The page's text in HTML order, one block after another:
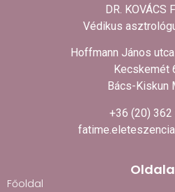
DR. KOVÁCS
Védikus
Hoffmann János
Kecskemét
Bács-Kiskun
+36 (20) 362
Főoldal